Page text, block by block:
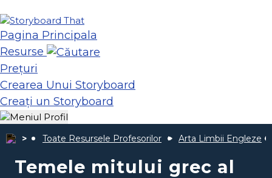
Pagina Principala
Resurse
Prețuri
Crearea Unui Storyboard
Creați un Storyboard
Toate Resursele Profesorilor Arta Limbii Engleze
Temele mitului grec al